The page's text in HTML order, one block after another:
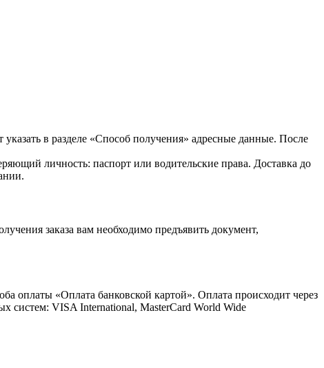
в разделе «Способ получения» адресные данные. После
личность: паспорт или водительские права. Доставка до
заказа вам необходимо предъявить документ,
оплаты «Оплата банковской картой». Оплата происходит через
систем: VISA International, MasterCard World Wide